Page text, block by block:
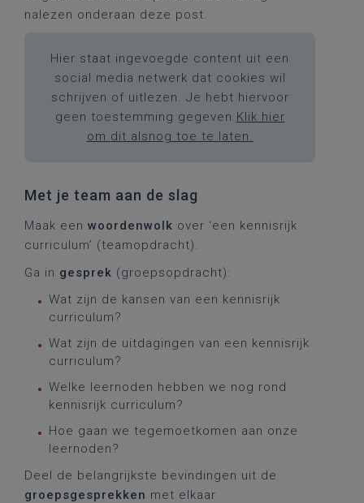
nalezen onderaan deze post.
Hier staat ingevoegde content uit een
social media netwerk dat cookies wil
schrijven of uitlezen. Je hebt hiervoor
geen toestemming gegeven. Klik hier
om dit alsnog toe te laten.
Met je team aan de slag
Maak een woordenwolk over ‘een kennisrijk
curriculum’ (teamopdracht).
Ga in gesprek (groepsopdracht):
Wat zijn de kansen van een kennisrijk
curriculum?
Wat zijn de uitdagingen van een kennisrijk
curriculum?
Welke leernoden hebben we nog rond
kennisrijk curriculum?
Hoe gaan we tegemoetkomen aan onze
leernoden?
Deel de belangrijkste bevindingen uit de
groepsgesprekken met elkaar